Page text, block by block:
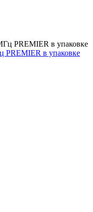
PREMIER в упаковке